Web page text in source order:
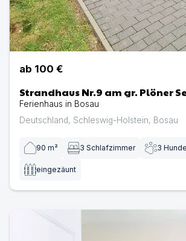
ab 100 €
Strandhaus Nr.9 am gr. Plöner
eingezäuntem Grundstück,
Ferienhaus in Bosau
Deutschland, Schleswig-Holstein, Bosau
90 m² 3 Schlafzimmer 3 Hunde
eingezäunt
Sturmhaube auf Gut Oehe |